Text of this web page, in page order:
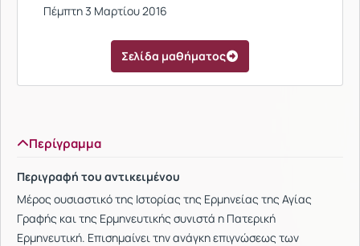
Πέμπτη 3 Μαρτίου 2016
Σελίδα μαθήματος
Περίγραμμα
Περιγραφή του αντικειμένου
Μέρος ουσιαστικό της Ιστορίας της Ερμηνείας της Αγίας
Γραφής και της Ερμηνευτικής συνιστά η Πατερική
Ερμηνευτική. Επισημαίνει την ανάγκη επιγνώσεως των